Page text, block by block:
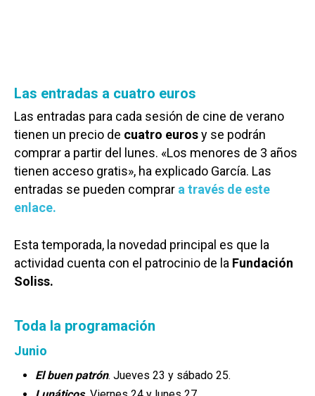
Las entradas a cuatro euros
Las entradas para cada sesión de cine de verano
tienen un precio de cuatro eurosy se podrán
comprar a partir del lunes. «Los menores de 3 años
tienen acceso gratis», ha explicado García. Las
entradas se pueden comprar a través de este
enlace.
Esta temporada, la novedad principal es que la
actividad cuenta con el patrocinio de la Fundación
Soliss.
Toda la programación
Junio
El buen patrón. Jueves 23 y sábado 25.